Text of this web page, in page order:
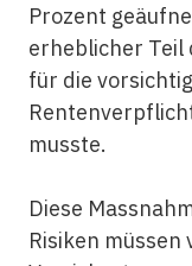
Prozent
erheblicher
für die
musste.
Diese
Risiken müssen